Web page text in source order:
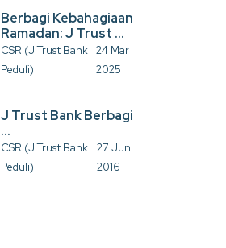
Berbagi Kebahagiaan
Ramadan: J Trust ...
CSR (J Trust Bank
Peduli)
24 Mar
2025
J Trust Bank Berbagi
...
CSR (J Trust Bank
Peduli)
27 Jun
2016